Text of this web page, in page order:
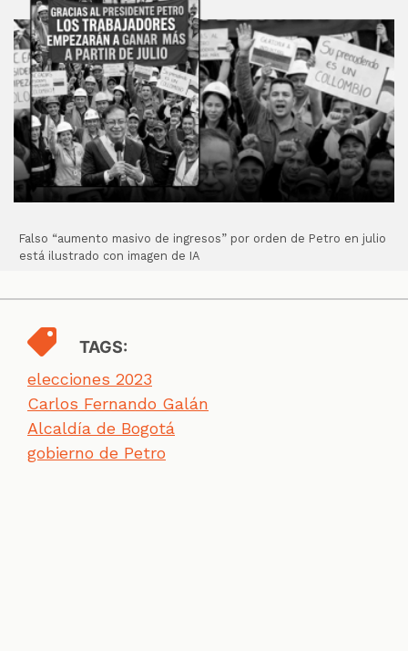
Falso “aumento masivo de ingresos” por orden de Petro en julio
está ilustrado con imagen de IA
TAGS:
elecciones 2023
Carlos Fernando Galán
Alcaldía de Bogotá
gobierno de Petro